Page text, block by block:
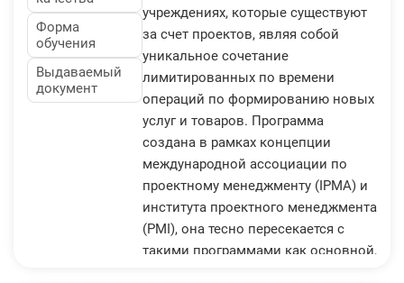
Форма
обучения
Выдаваемый
документ
учреждениях, которые существуют
за счет проектов, являя собой
уникальное сочетание
лимитированных по времени
операций по формированию новых
услуг и товаров. Программа
создана в рамках концепции
международной ассоциации по
проектному менеджменту (IPMA) и
института проектного менеджмента
(PMI), она тесно пересекается с
такими программами как основной,